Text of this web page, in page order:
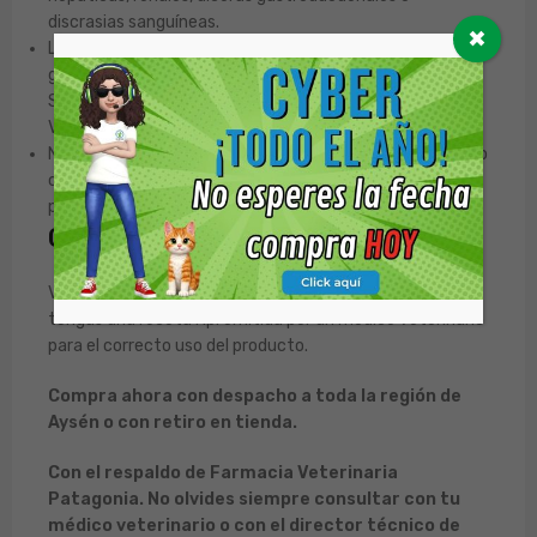
discrasias sanguíneas.
Los efectos adversos más comunes son
gastrointestinales (vómitos, diarrea, inapetencia).
Suspenda el tratamiento y consulte a su Médico
Veterinario si observa algún signo de intolerancia.
No administrar junto con otros antiinflamatorios (AINEs o
corticoides) ni con fármacos potencialmente dañinos
para el riñón.
Condición de venta
Venta bajo Receta Médico Veterinaria. Se sugiere que
tengas una receta Rp. emitida por un médico veterinario
para el correcto uso del producto.
Compra ahora con despacho a toda la región de
Aysén o con retiro en tienda.
Con el respaldo de Farmacia Veterinaria
Patagonia. No olvides siempre consultar con tu
médico veterinario o con el director técnico de
✖